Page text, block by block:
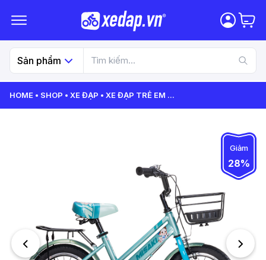
Sản phẩm
HOME SHOP XE ĐẠP XE ĐẠP TRẺ EM ...
Giảm
28%